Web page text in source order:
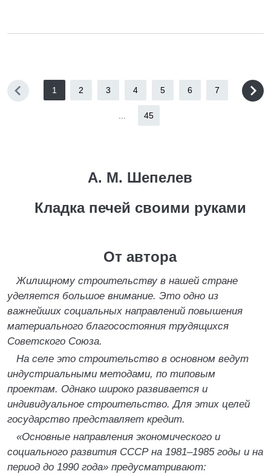
1 2 3 4 5 6 7
45
А. М. Шепелев
Кладка печей своими руками
От автора
Жилищному строительству в нашей стране
уделяется большое внимание. Это одно из
важнейших социальных направлений повышения
материального благосостояния трудящихся
Советского Союза.
На селе это строительство в основном ведут
индустриальными методами, по типовым
проектам. Однако широко развивается и
индивидуальное строительство. Для этих целей
государство представляет кредит.
«Основные направления экономического и
социального развития СССР на 1981–1985 годы и на
период до 1990 года» предусматривают: